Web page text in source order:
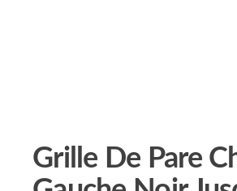
Grille De Pare